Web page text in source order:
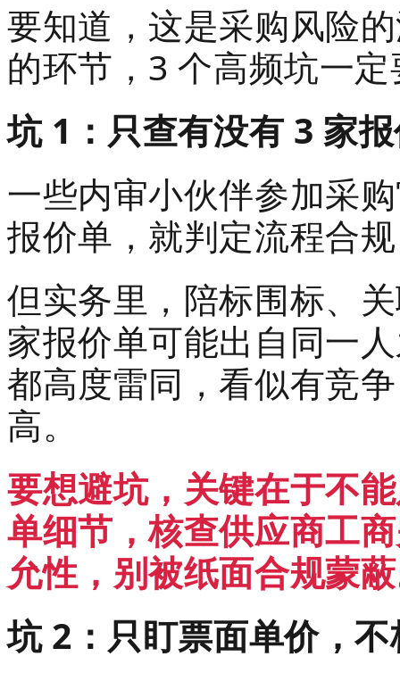
要知道，这是采购风险
的环节，3 个高频坑一
坑 1：只查有没有 3 家
一些内审小伙伴参加采
报价单，就判定流程合
但实务里， 陪标围标、
家报价单可能出自同一
都高度雷同，看似有竞
高。
要想避坑，关键在于不
单细节，核查供应商工
允性，别被纸面合规蒙
坑 2：只盯票面单价，